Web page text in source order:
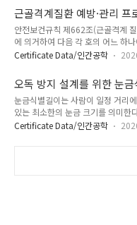
도 등 작업장 상황(나) 작업시간·작
건(다) 작업과 관련된 근골격계질
적으로 6~20 범위를 사용하며, 각
듦’의 정도를 의미한다. 또한 이 척
으로 10을 곱하면 심박수와 유사한
보그 척도 점수표 보그 척도를 사용
피로도와 부담은 개인별로 상이하
수치화함으로써 작업부하를 보다
Bo..
근골격계질환 예방·관리
Guidance E-G-1-2025
안전보건규칙 제662조(근골격계
에 의거하여 다음 각 호의 어느 하
계 질환 예방관리 프로그램을 수립
이상 발생한 사업장 또는 5명 이상
율이 그 사업장 근로자 수의 10퍼센
질환 예방과 관련하여 노사 간 이
로서 고용노동부 장관이 필요하다
방관리 프로그램을 수립하여 시행할
Certificate Data/인간공학
오독 방지 설계를 위한 눈
눈금식별길이는 사람이 일정 거리
있는 최소한의 눈금 크기를 의미한
인각)에 기반한 설계 기준으로, ▷
해 필요하다. 눈금식별길이 계산 눈
Certificate Data/인간공학